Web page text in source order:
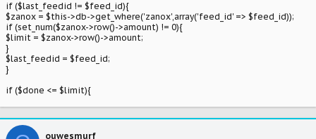
if ($last_feedid != $feed_id){
$zanox = $this->db->get_where('zanox',array('feed_id' => $feed_id));
if (set_num($zanox->row()->amount) != 0){
$limit = $zanox->row()->amount;
}
$last_feedid = $feed_id;
}
if ($done <= $limit){
ouwesmurf